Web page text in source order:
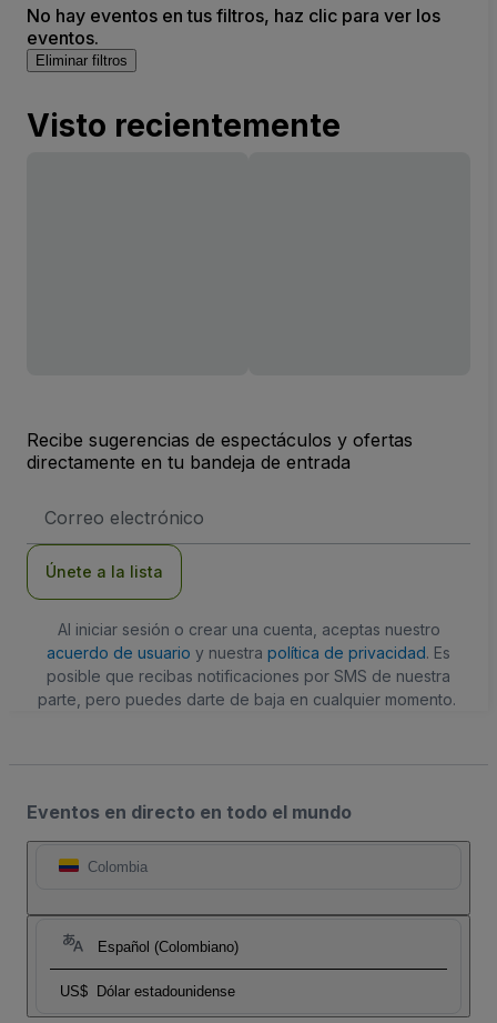
No hay eventos en tus filtros, haz clic para ver los
eventos.
Eliminar filtros
Visto recientemente
Recibe sugerencias de espectáculos y ofertas
directamente en tu bandeja de entrada
de
Únete a la lista
Al iniciar sesión o crear una cuenta, aceptas nuestro
acuerdo de usuario y nuestra política de privacidad. Es
posible que recibas notificaciones por SMS de nuestra
parte, pero puedes darte de baja en cualquier momento.
Eventos en directo en todo el mundo
Colombia
Español (Colombiano)
US$ Dólar estadounidense